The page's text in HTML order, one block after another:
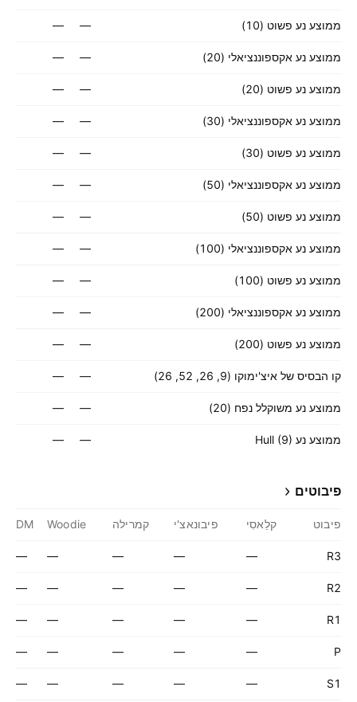
ממוצע נע פשוט (10) —
—
ממוצע נע אקספוננציאלי (20) —
—
ממוצע נע פשוט (20) —
—
ממוצע נע אקספוננציאלי (30) —
—
ממוצע נע פשוט (30) —
—
ממוצע נע אקספוננציאלי (50) —
—
ממוצע נע פשוט (50) —
—
ממוצע נע אקספוננציאלי (100) —
—
ממוצע נע פשוט (100) —
—
ממוצע נע אקספוננציאלי (200) —
—
ממוצע נע פשוט (200) —
—
קו הבסיס של איצ'ימוקו (9, 26, 52, 26) —
—
ממוצע נע משוקלל נפח (20) —
—
ממוצע נע Hull (9) —
—
פיבוטים
פיבוט קלַאסִי פיבונאצ'י קמרילה Woodie
DM
R3
—
—
—
—
—
R2
—
—
—
—
—
R1
—
—
—
—
—
P
—
—
—
—
—
S1
—
—
—
—
—